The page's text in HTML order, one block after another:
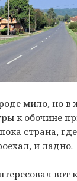
мило, но
к обочине
страна,
и ладно.
вот